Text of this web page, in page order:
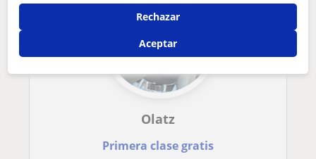
Olatz
Primera clase gratis
Rechazar
Aceptar